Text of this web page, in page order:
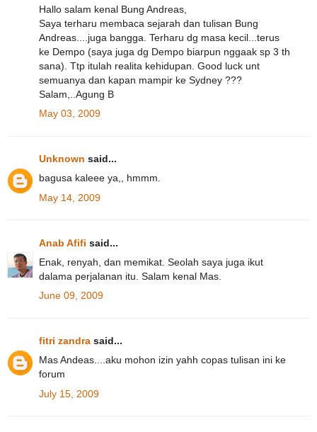
Hallo salam kenal Bung Andreas,
Saya terharu membaca sejarah dan tulisan Bung
Andreas....juga bangga. Terharu dg masa kecil...terus
ke Dempo (saya juga dg Dempo biarpun nggaak sp 3 th
sana). Ttp itulah realita kehidupan. Good luck unt
semuanya dan kapan mampir ke Sydney ???
Salam,..Agung B
May 03, 2009
Unknown said...
bagusa kaleee ya,, hmmm.
May 14, 2009
Anab Afifi said...
Enak, renyah, dan memikat. Seolah saya juga ikut
dalama perjalanan itu. Salam kenal Mas.
June 09, 2009
fitri zandra said...
Mas Andeas....aku mohon izin yahh copas tulisan ini ke
forum
July 15, 2009